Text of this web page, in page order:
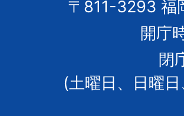
〒811-3293 福
開庁
閉
(土曜日、日曜